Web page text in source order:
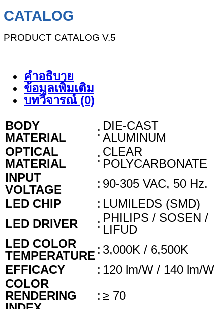
CATALOG
PRODUCT CATALOG V.5
คำอธิบาย
ข้อมูลเพิ่มเติม
บทวิจารณ์ (0)
BODY
MATERIAL
: DIE-CAST
ALUMINUM
OPTICAL
MATERIAL
: CLEAR
POLYCARBONATE
INPUT
VOLTAGE
: 90-305 VAC, 50 Hz.
LED CHIP
: LUMILEDS (SMD)
LED DRIVER
: PHILIPS / SOSEN /
LIFUD
LED COLOR
TEMPERATURE : 3,000K / 6,500K
EFFICACY
: 120 lm/W / 140 lm/W
COLOR
RENDERING
: ≥ 70